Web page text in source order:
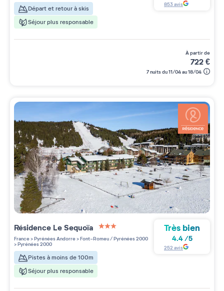
Départ et retour à skis
Séjour plus responsable
853avis
à partir de
722€
7 nuits du 11/04 au 18/04
Résidence Le Sequoïa
3 étoiles sur 5
France>Pyrénées Andorre>Font-Romeu / Pyrénées 2000
>Pyrénées 2000
Pistes à moins de 100m
Séjour plus responsable
Très bien
4.4/5
252 avis